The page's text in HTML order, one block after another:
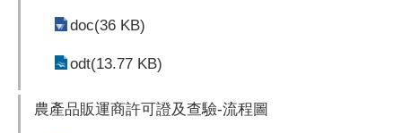
doc(36 KB)
odt(13.77 KB)
農產品販運商許可證及查驗-流程圖